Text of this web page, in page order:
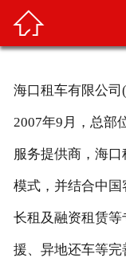

海口租车有限公
2007年9月，总部
服务提供商，海
模式，并结合中国
长租及融资租赁
援、异地还车等